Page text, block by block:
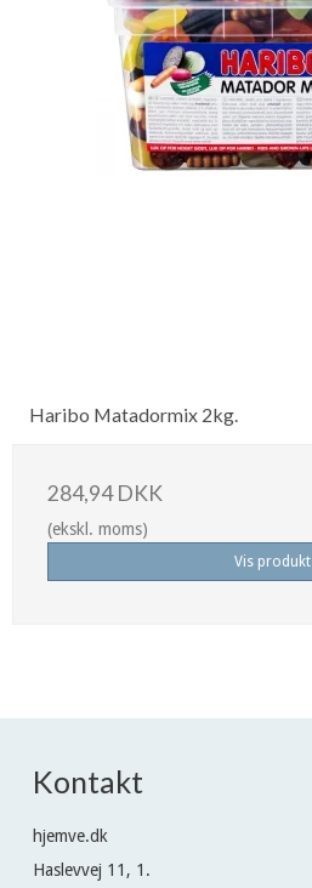
Haribo Matadormix 2kg.
284,94 DKK
(ekskl. moms)
Vis produkt
Kontakt
hjemve.dk
Haslevvej 11, 1.